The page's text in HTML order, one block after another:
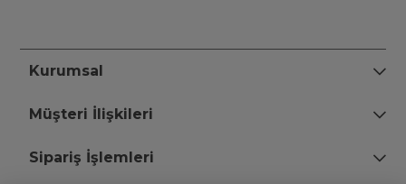
Kurumsal
Müşteri İlişkileri
Sipariş İşlemleri